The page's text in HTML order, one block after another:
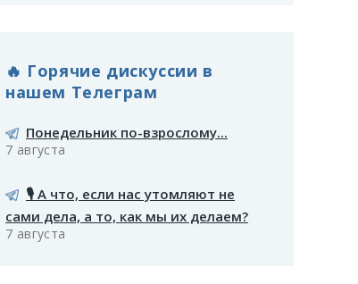
🔥 Горячие дискуссии в
нашем Телеграм
Понедельник по-взрослому...
7 августа
🎙️ А что, если нас утомляют не
сами дела, а то, как мы их делаем?
7 августа